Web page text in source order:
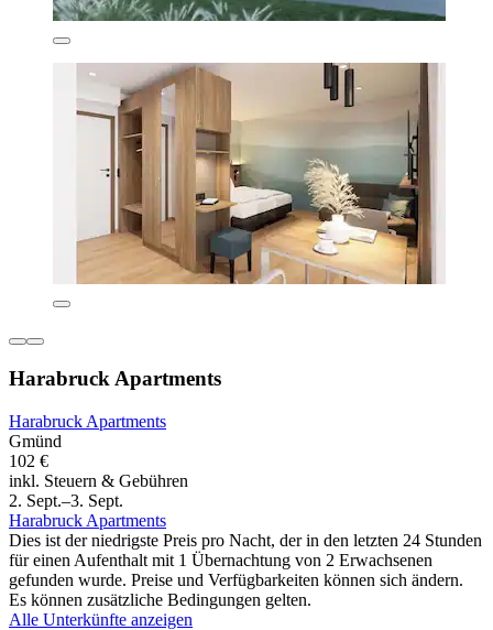
Harabruck Apartments
Harabruck Apartments
Gmünd
102 €
inkl. Steuern & Gebühren
2. Sept.–3. Sept.
Harabruck Apartments
Dies ist der niedrigste Preis pro Nacht, der in den letzten 24 Stunden
für einen Aufenthalt mit 1 Übernachtung von 2 Erwachsenen
gefunden wurde. Preise und Verfügbarkeiten können sich ändern.
Es können zusätzliche Bedingungen gelten.
Alle Unterkünfte anzeigen